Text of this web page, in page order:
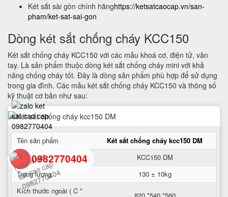
Két sắt sài gòn chính hãnghttps://ketsatcaocap.vn/san-
pham/ket-sat-sai-gon
Dòng két sắt chống cháy KCC150
Két sắt chống cháy KCC150 với các mẫu khoá cơ, điện tử, vân
tay. Là sản phẩm thuộc dòng két sắt chống cháy mini với khả
năng chống cháy tốt. Đây là dòng sản phẩm phù hợp để sử dụng
trong gia đình. Các mẫu két sắt chống cháy KCC150 và thông số
kỹ thuật cơ bản như sau:
Tên sản phẩm
Két sắt chống cháy kcc150 DM
Model
KCC150 DM
Trọng lượng
130 ± 10kg
Kích thước ngoài ( C *
0982770404